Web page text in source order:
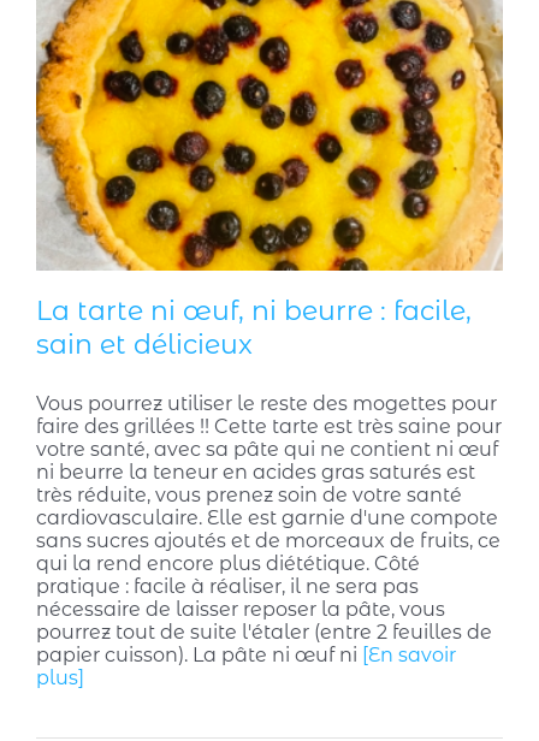
La tarte ni œuf, ni beurre : facile,
sain et délicieux
Vous pourrez utiliser le reste des mogettes pour
faire des grillées !! Cette tarte est très saine pour
votre santé, avec sa pâte qui ne contient ni œuf
ni beurre la teneur en acides gras saturés est
très réduite, vous prenez soin de votre santé
cardiovasculaire. Elle est garnie d'une compote
sans sucres ajoutés et de morceaux de fruits, ce
qui la rend encore plus diététique. Côté
pratique : facile à réaliser, il ne sera pas
nécessaire de laisser reposer la pâte, vous
pourrez tout de suite l'étaler (entre 2 feuilles de
papier cuisson). La pâte ni œuf ni [En savoir
plus]